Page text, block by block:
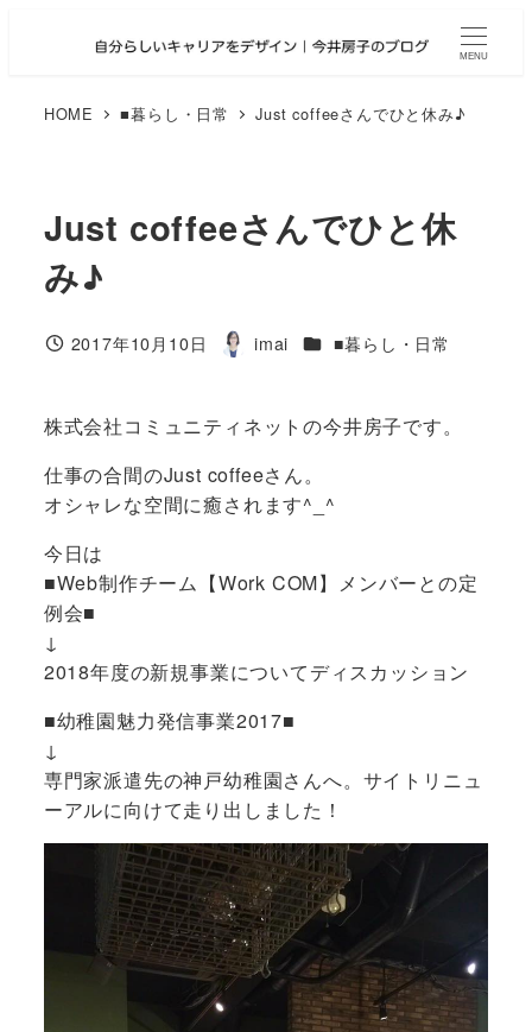
MENU
HOME ■暮らし・日常 Just coffeeさんでひと休み♪
Just coffeeさんでひと休
み♪
投稿日2017年10月10日
著
imai カテゴリー
■暮らし・日常
株式会社コミュニティネットの今井房子です。
仕事の合間のJust coffeeさん。
オシャレな空間に癒されます^_^
今日は
■Web制作チーム【Work COM】メンバーとの定
例会■
↓
2018年度の新規事業についてディスカッション
■幼稚園魅力発信事業2017■
↓
専門家派遣先の神戸幼稚園さんへ。サイトリニュ
ーアルに向けて走り出しました！